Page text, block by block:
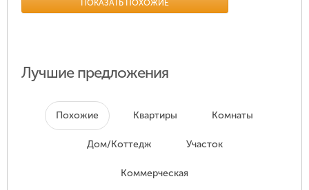
ПОКАЗАТЬ ПОХОЖИЕ
Лучшие предложения
Похожие Квартиры Комнаты
Дом/Коттедж Участок
Коммерческая